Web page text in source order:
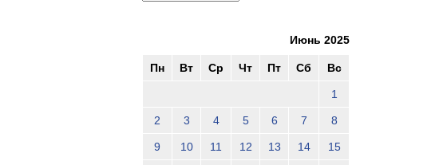
Июнь 2025
Пн Вт Ср Чт Пт Сб Вс
1
2 3 4 5 6 7 8
9 10 11 12 13 14 15